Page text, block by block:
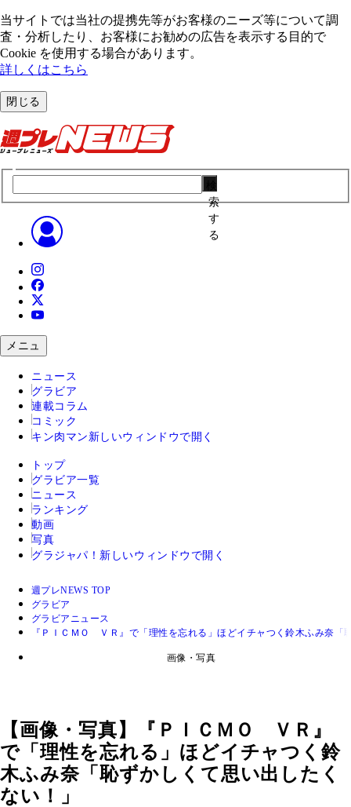
当サイトでは当社の提携先等がお客様のニーズ等について調
査・分析したり、お客様にお勧めの広告を表⽰する⽬的で
Cookie を使⽤する場合があります。
詳しくはこちら
閉じる
索
す
る
メニュ
ニュース
グラビア
連載コラム
コミック
キン肉マン 新しいウィンドウで開く
トップ
グラビア一覧
ニュース
ランキング
動画
写真
グラジャパ！ 新しいウィンドウで開く
週プレNEWS TOP
グラビア
グラビアニュース
『ＰＩＣＭＯ ＶＲ』で「理性を忘れる」ほどイチャつく鈴木ふみ奈「
画像・写真
【画像・写真】『ＰＩＣＭＯ ＶＲ』
で「理性を忘れる」ほどイチャつく鈴
木ふみ奈「恥ずかしくて思い出したく
ない！」